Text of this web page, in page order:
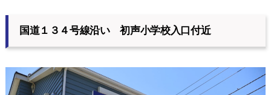
国道１３４号線沿い 初声小学校入口付近